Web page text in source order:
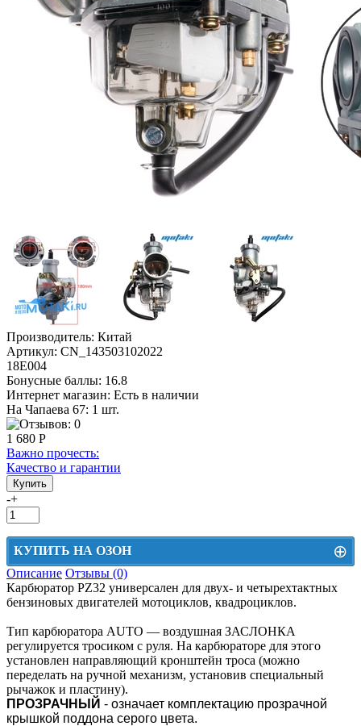
Производитель: Китай
Артикул: CN_143503102022
18Е004
Бонусные баллы: 16.8
Интернет магазин: Есть в наличии
На Чапаева 67: 1 шт.
1 680 Р
Важно прочесть:
Качество и гарантии
-+
КУПИТЬ НА ОЗОН ⊕
Цена на Озон включает доставку, упаковку и комиссии маркетплейса
Этот товар можно приобрести на Озон. Для перехода в маркетплейс
КУПИТЬ НА ОЗОН
Описание Отзывы (0)
Карбюратор PZ32 универсален для двух- и четырехтактных
бензиновых двигателей мотоциклов, квадроциклов.
Тип карбюратора AUTO — воздушная ЗАСЛОНКА
регулируется тросиком с руля. На карбюраторе для этого
установлен направляющий кронштейн троса (можно
переделать на ручной механизм, установив специальный
рычажок и пластину).
ПРОЗРАЧНЫЙ - означает комплектацию прозрачной
крышкой поддона серого цвета.